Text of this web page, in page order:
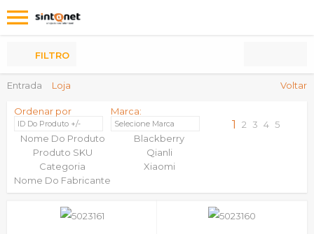
Entrada Loja Voltar
FILTRO
Ordenar por
ID Do Produto +/-
Nome Do Produto
Produto SKU
Categoria
Nome Do Fabricante
Marca:
Selecione Marca
Blackberry
Qianli
Xiaomi
1 2 3 4 5